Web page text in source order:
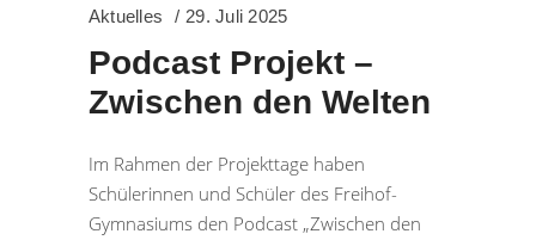
Aktuelles 29. Juli 2025
Podcast Projekt –
Zwischen den Welten
Im Rahmen der Projekttage haben
Schülerinnen und Schüler des Freihof-
Gymnasiums den Podcast „Zwischen den